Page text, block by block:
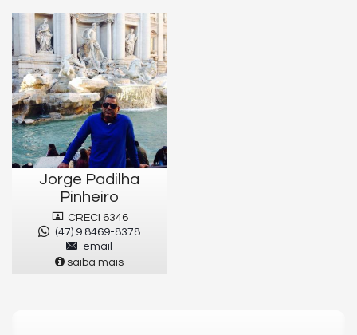
Jorge Padilha
Pinheiro
CRECI 6346
(47) 9.8469-8378
email
saiba mais